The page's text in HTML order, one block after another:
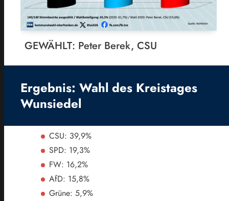
GEWÄHLT: Peter Berek, CSU
Ergebnis: Wahl des Kreistages
Wunsiedel
CSU: 39,9%
SPD: 19,3%
FW: 16,2%
AfD: 15,8%
Grüne: 5,9%